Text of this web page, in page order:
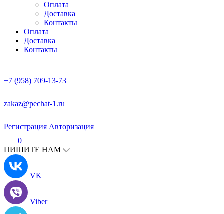
Оплата
Доставка
Контакты
Оплата
Доставка
Контакты
+7 (958) 709-13-73
zakaz@pechat-1.ru
Регистрация Авторизация
0
ПИШИТЕ НАМ
VK
Viber